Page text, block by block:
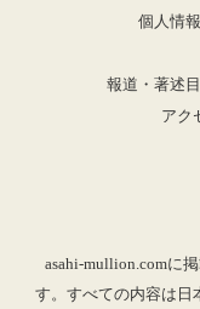
個人情
報道・著述
アク
asahi-mullion.comに
す。すべての内容は日